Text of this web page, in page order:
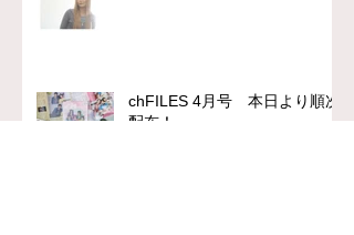
chFILES 4月号 本日より順次
配布！